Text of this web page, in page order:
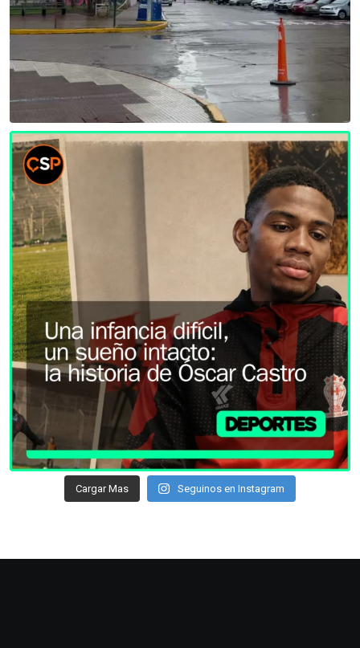
Cargar Mas Seguinos en Instagram